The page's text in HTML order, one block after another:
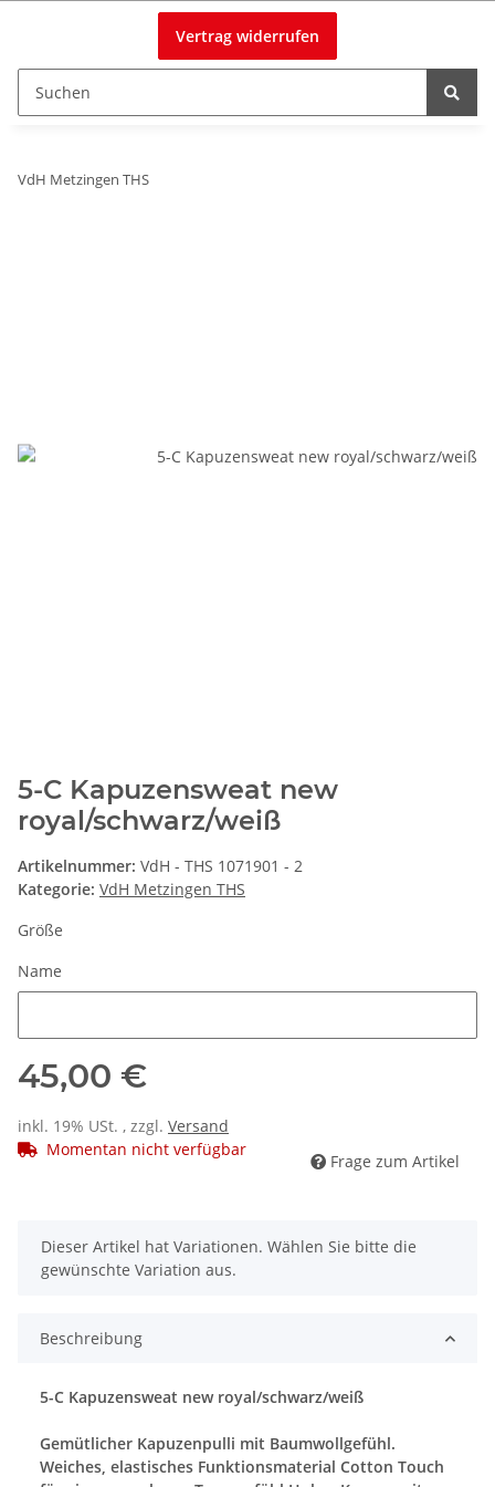
Vertrag widerrufen
VdH Metzingen THS
5-C Kapuzensweat new
royal/schwarz/weiß
Artikelnummer: VdH - THS 1071901 - 2
Kategorie: VdH Metzingen THS
Größe
Name
45,00 €
inkl. 19% USt. , zzgl. Versand
Momentan nicht verfügbar
Frage zum Artikel
x
Dieser Artikel hat Variationen. Wählen Sie bitte die
gewünschte Variation aus.
Beschreibung
5-C Kapuzensweat new royal/schwarz/weiß
Gemütlicher Kapuzenpulli mit Baumwollgefühl.
Weiches, elastisches Funktionsmaterial Cotton Touch